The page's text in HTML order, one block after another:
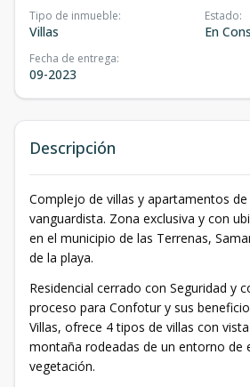
Tipo de inmueble:
Villas
Estado:
En
Fecha de entrega:
09-2023
Descripción
Complejo de villas y apartamentos
vanguardista. Zona exclusiva y con
en el municipio de las Terrenas,
de la playa.
Residencial cerrado con Seguridad y
proceso para Confotur y sus
Villas, ofrece 4 tipos de villas con
montaña rodeadas de un entorno de
vegetación.